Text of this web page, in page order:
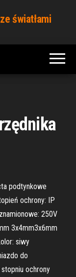
światłami
podtynkowe
ochrony: IP
250V
3x4mm3x6mm
siwy
do
ochrony